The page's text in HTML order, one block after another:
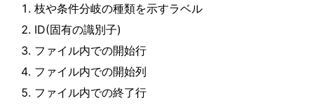
枝や条件分岐の種類を示すラベル
ID(固有の識別子)
ファイル内での開始行
ファイル内での開始列
ファイル内での終了行